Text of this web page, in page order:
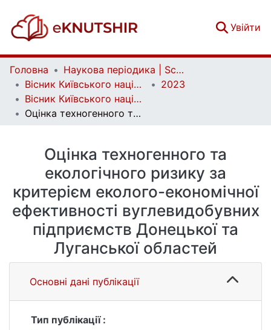
Увійти
Головна
Наукова періодика | Scientific periodicals
Вісник Київського національного університету імені Тараса Шевченка. Геологія | Visnyk of Taras Shevchenko National University of Kyiv. Geology
2023
Вісник Київського національного університету імені Тараса Шевченка. Геологія. 4(103)
Оцінка техногенного та екологічного ризику за критерієм еколого-економічної ефективності вуглевидобувних підприємств Донецької та Луганської областей
Оцінка техногенного та
екологічного ризику за
критерієм еколого-економічної
ефективності вуглевидобувних
підприємств Донецької та
Луганської областей
Основні дані публікації
Тип публікації :